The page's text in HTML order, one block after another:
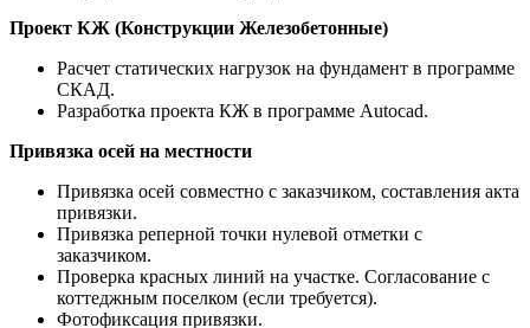
Проект КЖ (Конструкции Железобетонные)
Расчет статических нагрузок на фундамент в программе
СКАД.
Разработка проекта КЖ в программе Autocad.
Привязка осей на местности
Привязка осей совместно с заказчиком, составления акта
привязки.
Привязка реперной точки нулевой отметки с
заказчиком.
Проверка красных линий на участке. Согласование с
коттеджным поселком (если требуется).
Фотофиксация привязки.